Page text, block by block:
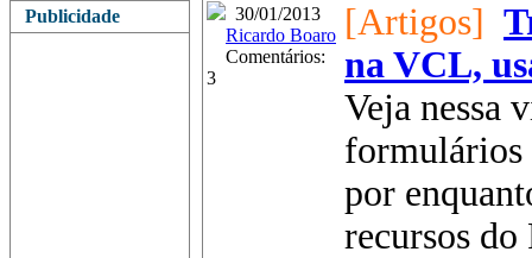
Publicidade
30/01/2013
Ricardo Boaro
Comentários:
3
[Artigos]
na VCL,
Veja nessa
formulários
por
recursos